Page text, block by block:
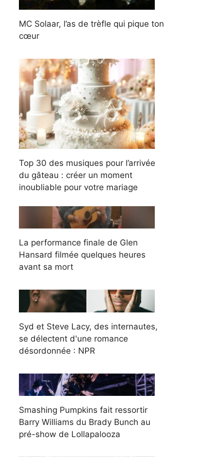
MC Solaar, l’as de trèfle qui pique ton
cœur
Top 30 des musiques pour l’arrivée
du gâteau : créer un moment
inoubliable pour votre mariage
La performance finale de Glen
Hansard filmée quelques heures
avant sa mort
Syd et Steve Lacy, des internautes,
se délectent d'une romance
désordonnée : NPR
Smashing Pumpkins fait ressortir
Barry Williams du Brady Bunch au
pré-show de Lollapalooza